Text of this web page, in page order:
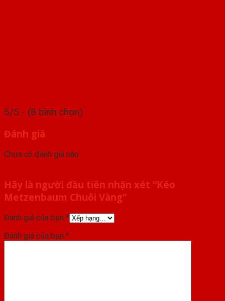
5/5 - (8 bình chọn)
Đánh giá
Chưa có đánh giá nào.
Hãy là người đầu tiên nhận xét “Kéo
Metzenbaum Chuôi Vàng”
Đánh giá của bạn *
Đánh giá của bạn *